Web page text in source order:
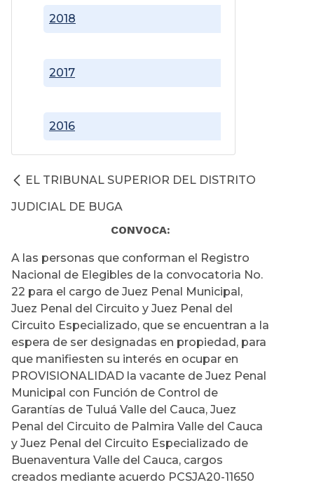
2016
2017
2018
EL TRIBUNAL SUPERIOR DEL DISTRITO
JUDICIAL DE BUGA
CONVOCA:
A las personas que conforman el Registro
Nacional de Elegibles de la convocatoria No.
22 para el cargo de Juez Penal Municipal,
Juez Penal del Circuito y Juez Penal del
Circuito Especializado, que se encuentran a la
espera de ser designadas en propiedad, para
que manifiesten su interés en ocupar en
PROVISIONALIDAD la vacante de Juez Penal
Municipal con Función de Control de
Garantías de Tuluá Valle del Cauca, Juez
Penal del Circuito de Palmira Valle del Cauca
y Juez Penal del Circuito Especializado de
Buenaventura Valle del Cauca, cargos
creados mediante acuerdo PCSJA20-11650